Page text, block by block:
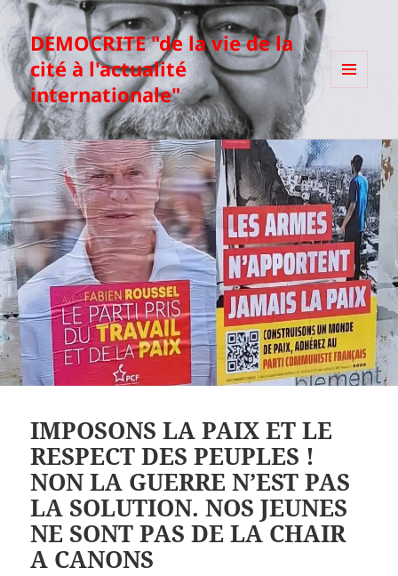
DEMOCRITE "de la vie de la
cité à l'actualité
internationale"
IMPOSONS LA PAIX ET LE
RESPECT DES PEUPLES !
NON LA GUERRE N’EST PAS
LA SOLUTION. NOS JEUNES
NE SONT PAS DE LA CHAIR
A CANONS